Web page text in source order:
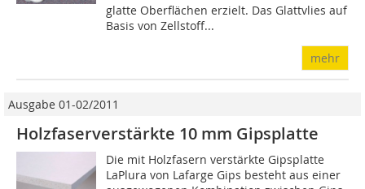
glatte Oberflächen erzielt. Das Glattvlies auf
Basis von Zellstoff...
mehr
Ausgabe 01-02/2011
Holzfaserverstärkte 10 mm Gipsplatte
Die mit Holzfasern verstärkte Gipsplatte
LaPlura von Lafarge Gips besteht aus einer